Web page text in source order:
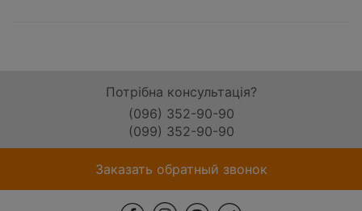
Потрібна консультація?
(096) 352-90-90
(099) 352-90-90
Заказать обратный звонок